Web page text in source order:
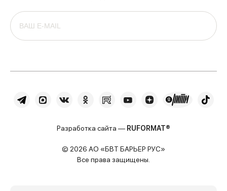
Разработка сайта — RUFORMAT®
© 2026 АО «БВТ БАРЬЕР РУС»
Все права защищены.